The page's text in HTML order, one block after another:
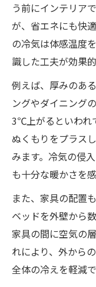
厚手素材
体感温度
介
ラグの配
わせ
省エネに
とは
冷気対策に
インテリ
確保
外壁から
方法
空気の層
冷気の
ント
う前にインテリア
が、省エネにも快
の冷気は体感温度
識した工夫が効果的
例えば、厚みのあ
ングやダイニング
3℃上がるといわれ
ぬくもりをプラス
みます。冷気の侵
も十分な暖かさを
また、家具の配置
ベッドを外壁から
家具の間に空気の
れにより、外から
全体の冷えを軽減で